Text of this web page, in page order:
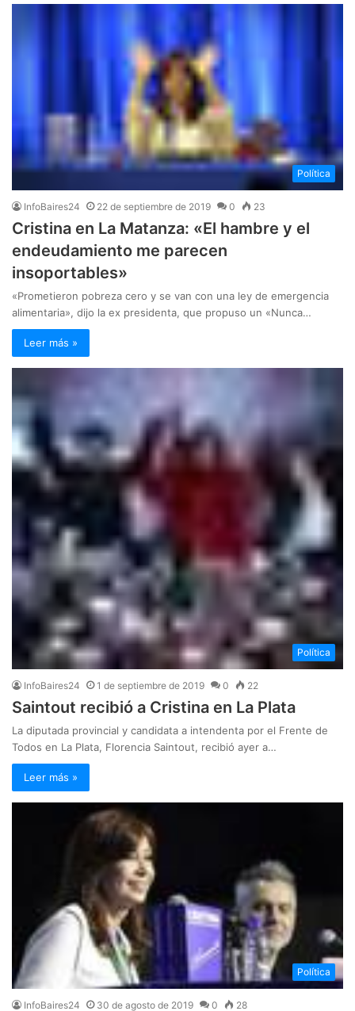
Política
InfoBaires24 22 de septiembre de 2019 0 23
Cristina en La Matanza: «El hambre y el
endeudamiento me parecen
insoportables»
«Prometieron pobreza cero y se van con una ley de emergencia
alimentaria», dijo la ex presidenta, que propuso un «Nunca…
Leer más »
Política
InfoBaires24 1 de septiembre de 2019 0 22
Saintout recibió a Cristina en La Plata
La diputada provincial y candidata a intendenta por el Frente de
Todos en La Plata, Florencia Saintout, recibió ayer a…
Leer más »
Política
InfoBaires24 30 de agosto de 2019 0 28